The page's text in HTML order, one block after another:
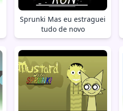
Sprunki Mas eu estraguei
tudo de novo